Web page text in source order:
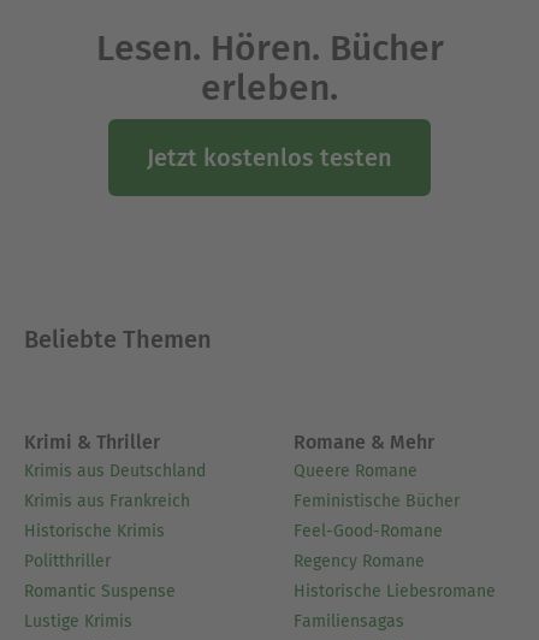
Lesen. Hören. Bücher
erleben.
Jetzt kostenlos testen
Beliebte Themen
Krimi & Thriller
Krimis aus Deutschland
Krimis aus Frankreich
Historische Krimis
Politthriller
Romantic Suspense
Lustige Krimis
Romane & Mehr
Queere Romane
Feministische Bücher
Feel-Good-Romane
Regency Romane
Historische Liebesromane
Familiensagas